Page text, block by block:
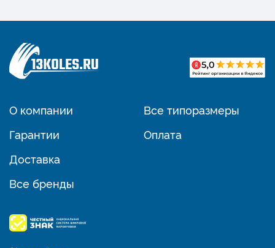
О компании
Гарантии
Доставка
Все бренды
Все типоразмеры
Оплата